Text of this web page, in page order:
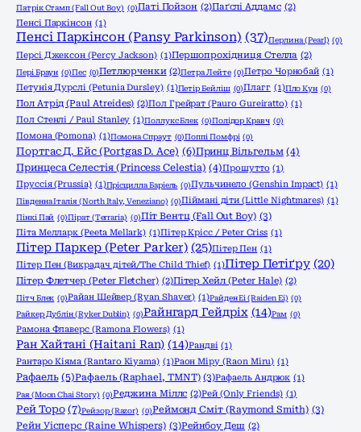
Патрік Стамп (Fall Out Boy) (0)Паті Пойзон (2)Паґслі Аддамс (2)
Пенсі Паркінсон (1)
Пенсі Паркінсон (Pansy Parkinson) (37)Перлина (Pearl) (0)
Персі Джексон (Percy Jackson) (1)Першопрохідниця Стелла (2)
Пері Браун (0)Пес (0)Петлюрченки (2)Петра Лейте (0)Петро Чорнобай (1)
Петунія Дурслі (Petunia Dursley) (1)Петір Бейліш (0)Плагг (1)Пло Кун (0)
Пол Атрід (Paul Atreides) (2)Пол Грейрат (Pauro Gureiratto) (1)
Пол Стенлі / Paul Stanley (1)Поллукс Блек (0)Полідор Кравч (0)
Помона (Pomona) (1)Помона Спраут (0)Поппі Помфрі (0)
Портгас Д. Ейс (Portgas D. Ace) (6)Принц Вільгельм (4)
Принцеса Селестія (Princess Celestia) (4)Прошутто (1)
Пруссія (Prussia) (1)Прісцилла Баріель (0)Пульчинело (Genshin Impact) (1)
Південна Італія (North Italy, Veneziano) (0)Піймані діти (Little Nightmares) (1)
Пінкі Пай (0)Пірат (Terraria) (0)Піт Вентц (Fall Out Boy) (3)
Піта Мелларк (Peeta Mellark) (1)Пітер Крісс / Peter Criss (1)
Пітер Паркер (Peter Parker) (25)Пітер Пен (1)
Пітер Пен (Викрадач дітей/The Child Thief) (1)Пітер Петіґру (20)
Пітер Флетчер (Peter Fletcher) (2)Пітер Хейл (Peter Hale) (2)
Пітч Блек (0)Райан Шейвер (Ryan Shaver) (1)Райден Еі (Raiden Ei) (0)
Райкер Дублін (Ryker Dublin) (0)Райнгард Гейдріх (14)Рам (0)
Рамона Флаверс (Ramona Flowers) (1)
Ран Хайтані (Haitani Ran) (14)Рандві (1)
Рантаро Кіяма (Rantaro Kiyama) (1)Раон Міру (Raon Miru) (1)
Рафаель (5)Рафаель (Raphael, TMNT) (3)Рафаель Андрюк (1)
Рая (Moon Chai Story) (0)Реджина Міллс (2)Рей (Only Friends) (1)
Рей Торо (7)Рейзор (Razor) (0)Реймонд Сміт (Raymond Smith) (3)
Рейн Уісперс (Raine Whispers) (3)Рейнбоу Деш (2)